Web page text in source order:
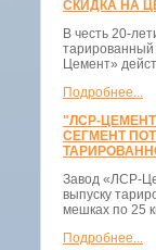
СКИДКА НА
В честь 20-
Цемент»
Подробнее...
"ЛСР-
СЕГМЕНТ
Завод «ЛСР-
выпуску
мешках по 25
Подробнее...